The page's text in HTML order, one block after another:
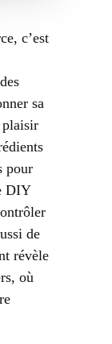
c’est
sa
plaisir
pour
DIY
de
révèle
où